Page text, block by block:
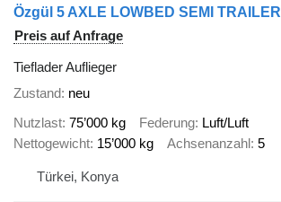
Özgül 5 AXLE LOWBED SEMI TRAILER
Preis auf Anfrage
Tieflader Auflieger
Zustand neu
Nutzlast 75’000 kg Federung Luft/Luft
Nettogewicht 15’000 kg Achsenanzahl 5
Türkei, Konya